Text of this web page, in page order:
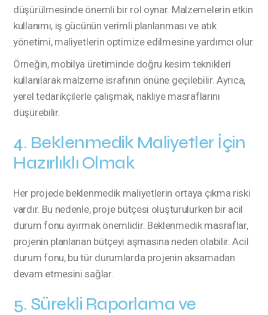
düşürülmesinde önemli bir rol oynar. Malzemelerin etkin
kullanımı, iş gücünün verimli planlanması ve atık
yönetimi, maliyetlerin optimize edilmesine yardımcı olur.
Örneğin, mobilya üretiminde doğru kesim teknikleri
kullanılarak malzeme israfının önüne geçilebilir. Ayrıca,
yerel tedarikçilerle çalışmak, nakliye masraflarını
düşürebilir.
4. Beklenmedik Maliyetler İçin
Hazırlıklı Olmak
Her projede beklenmedik maliyetlerin ortaya çıkma riski
vardır. Bu nedenle, proje bütçesi oluşturulurken bir acil
durum fonu ayırmak önemlidir. Beklenmedik masraflar,
projenin planlanan bütçeyi aşmasına neden olabilir. Acil
durum fonu, bu tür durumlarda projenin aksamadan
devam etmesini sağlar.
5. Sürekli Raporlama ve